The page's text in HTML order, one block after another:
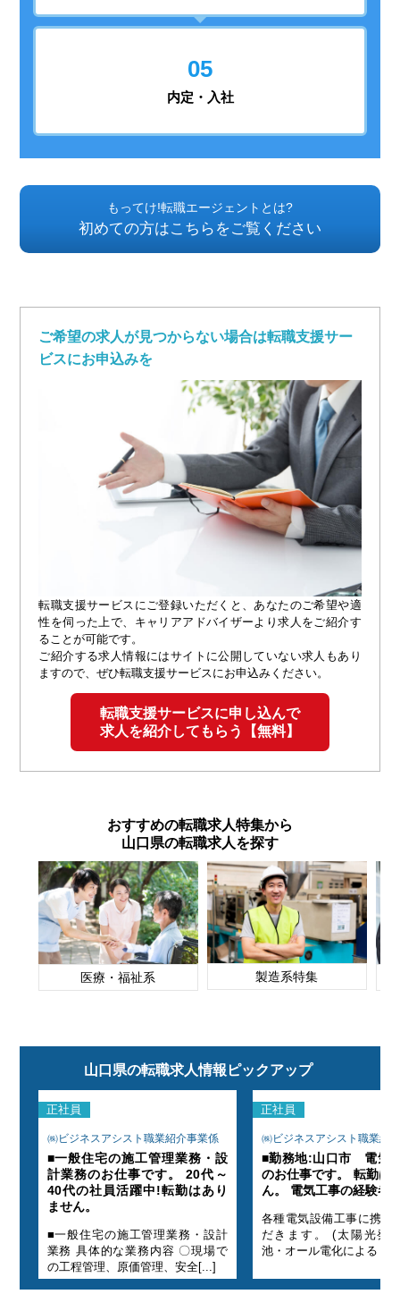
05
内定・入社
もってけ!転職エージェントとは?
初めての方はこちらをご覧ください
ご希望の求人が見つからない場合は転職支援サー
ビスにお申込みを
転職支援サービスにご登録いただくと、あなたのご希望や適
性を伺った上で、キャリアアドバイザーより求人をご紹介す
ることが可能です。
ご紹介する求人情報にはサイトに公開していない求人もあり
ますので、ぜひ転職支援サービスにお申込みください。
転職支援サービスに申し込んで
求人を紹介してもらう【無料】
おすすめの転職求人特集から
山口県の転職求人を探す
医療・福祉系 製造系特集
山口県の転職求人情報ピックアップ
正社員
㈱ビジネスアシスト職業紹介事業係
■一般住宅の施工管理業務・設
計業務のお仕事です。 20代～
40代の社員活躍中!転勤はあり
ません。
■一般住宅の施工管理業務・設計
業務 具体的な業務内容 〇現場で
の工程管理、原価管理、安全[...]
正社員
㈱ビジネスアシスト職業紹
■勤務地:山口市 電気
のお仕事です。 転勤は
ん。 電気工事の経験者
各種電気設備工事に携わ
だきます。 (太陽光発
池・オール電化による ゼ